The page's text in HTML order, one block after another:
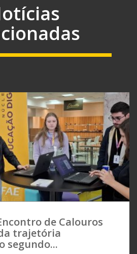
de Calouros
trajetória
segundo...